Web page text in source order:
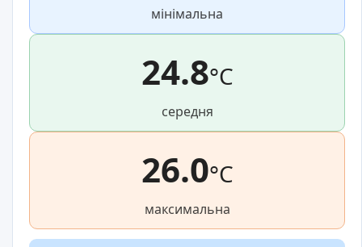
мінімальна
24.8°C
середня
26.0°C
максимальна